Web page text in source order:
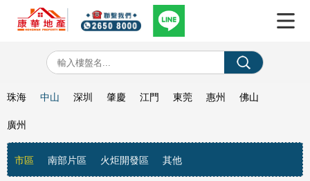
珠海 中山
市區 南部片區 火炬開發區 其他
深圳 肇慶 江門 東莞 惠州 佛山
廣州